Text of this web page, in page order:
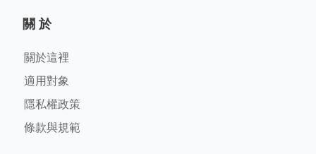
關於
關於這裡
適用對象
隱私權政策
條款與規範